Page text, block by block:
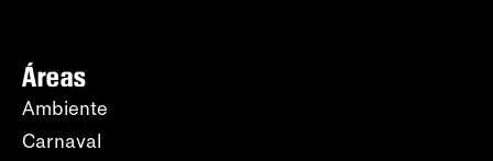
Áreas
Ambiente
Carnaval